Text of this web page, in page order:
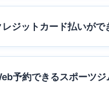
ジットカード払いが
予約できるスポーツジ